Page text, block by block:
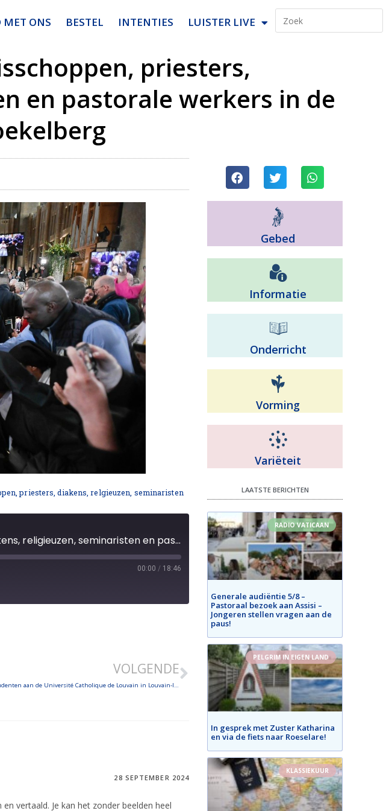
MET ONS BESTEL INTENTIES LUISTER LIVE
priesters,
en pastorale werkers in de
priesters, diakens, relgieuzen, seminaristen
28/9 Paus Franciscus ontmoet bisschoppen, priesters, diakens, religieuzen, seminaristen en pastorale werkers in de Basiliek van het Heilig Hart in Koekelberg
00:00 / 18:46
VOLGENDE
28/9 Paus Franciscus ontmoet studenten aan de Université Catholique de Louvain in Louvain-la-Neuve
28 SEPTEMBER 2024
vertaald. Je kan het zonder beelden heel
Gebed
Informatie
Onderricht
Vorming
Variëteit
LAATSTE BERICHTEN
RADIO VATICAAN
Generale audiëntie 5/8 –
Pastoraal bezoek aan Assisi –
Jongeren stellen vragen aan de
paus!
PELGRIM IN EIGEN LAND
In gesprek met Zuster Katharina
en via de fiets naar Roeselare!
KLASSIEKUUR